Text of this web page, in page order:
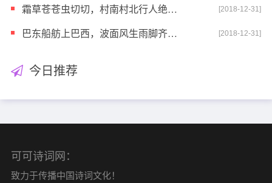
霜草苍苍虫切切，村南村北行人绝。独出前门望野田，月 [2018-12-31]
巴东船舫上巴西，波面风生雨脚齐；水蓼冷花红簇簇，江 [2018-12-31]
今日推荐
可可诗词网：
致力于传播中国诗词文化！